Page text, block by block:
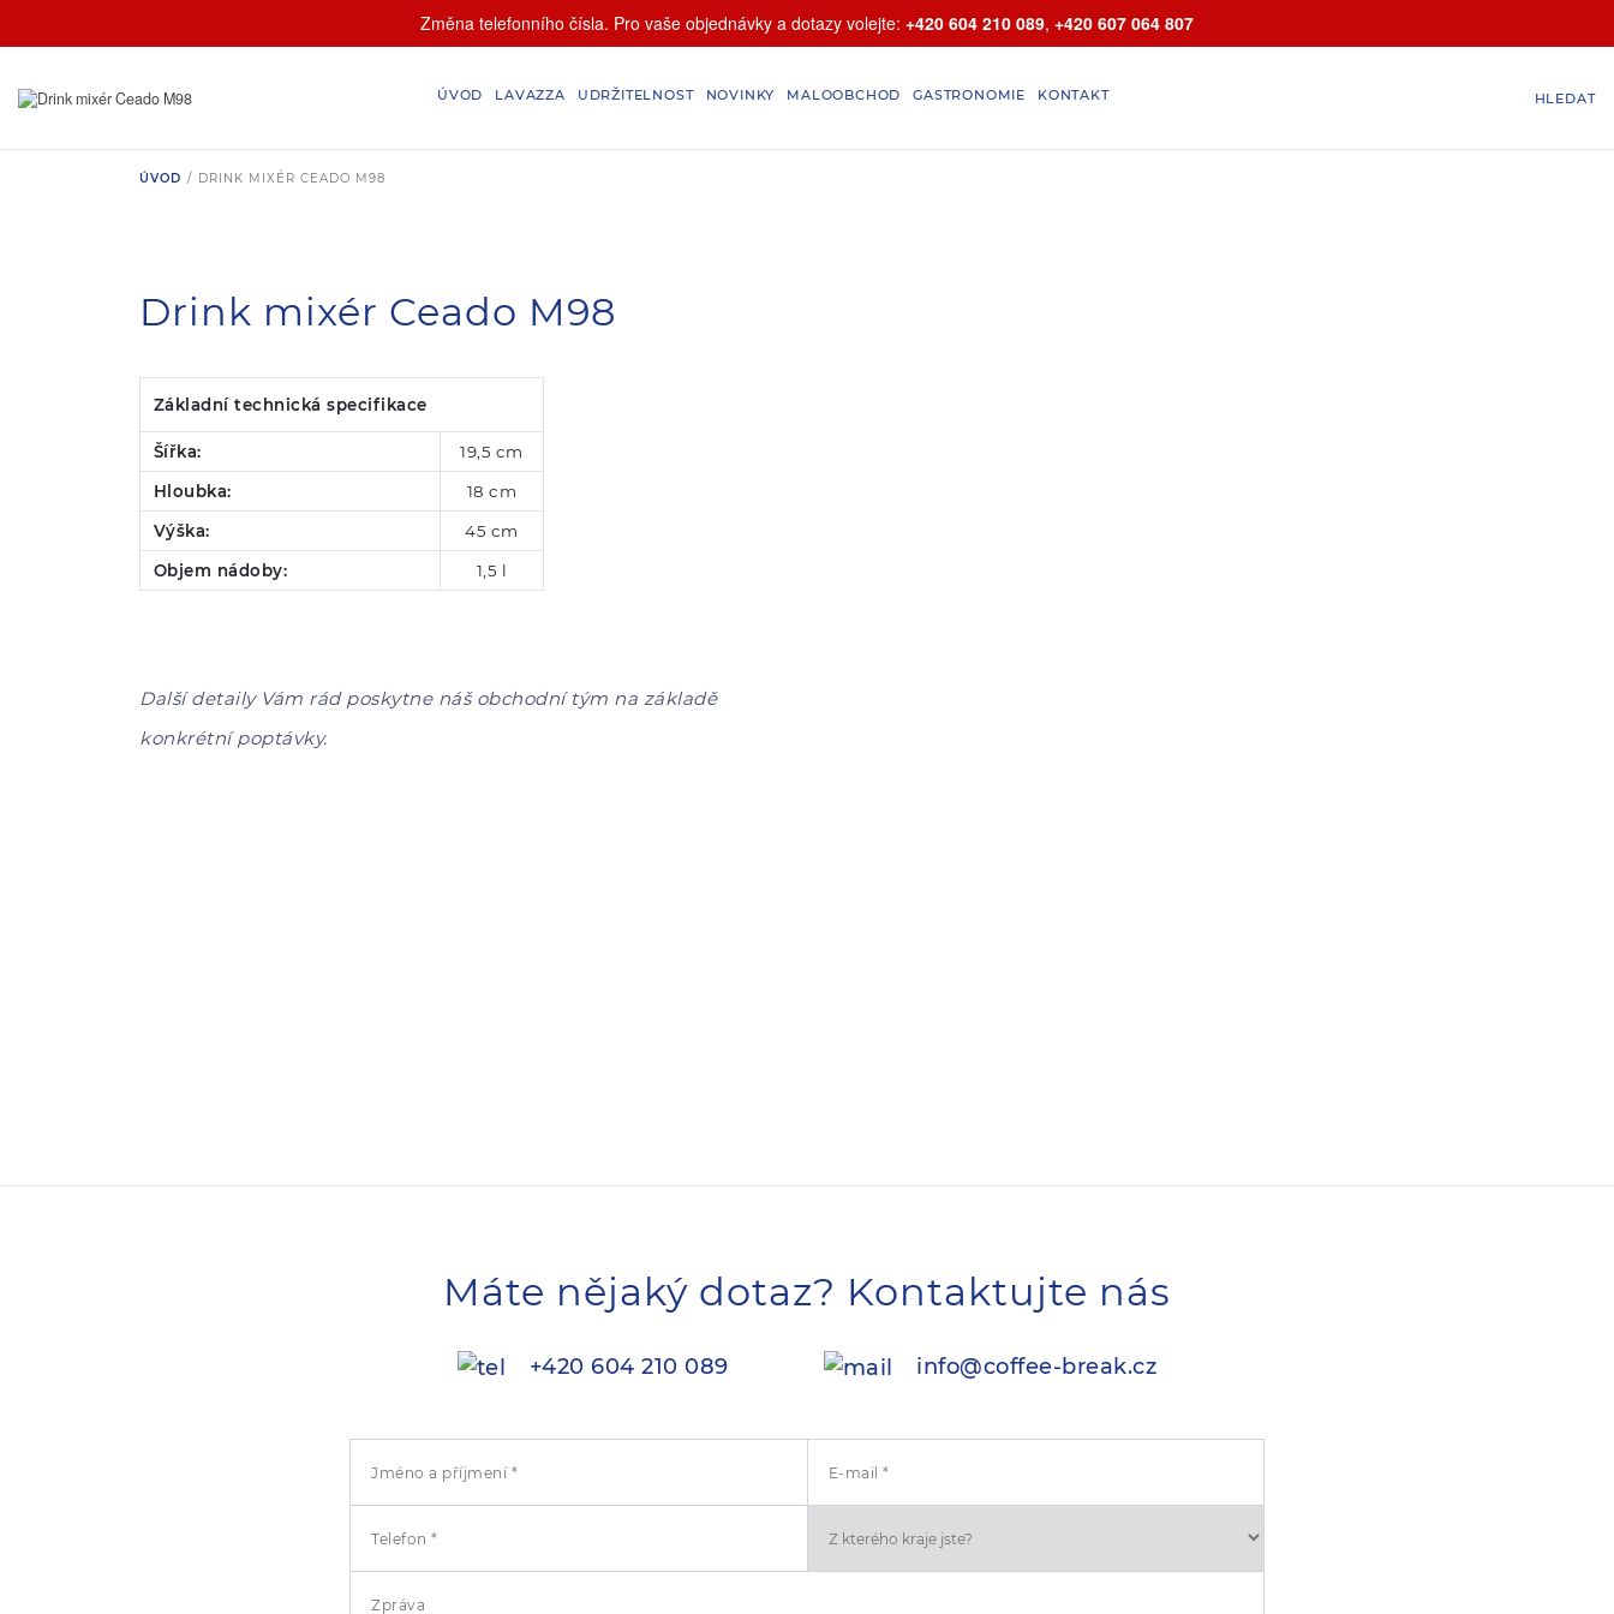
Změna telefonního čísla. Pro vaše objednávky a dotazy volejte: +420 604 210 089, +420 607 064 807
ÚVOD LAVAZZA UDRŽITELNOST NOVINKY MALOOBCHOD GASTRONOMIE KONTAKT HLEDAT
ÚVOD / DRINK MIXÉR CEADO M98
Drink mixér Ceado M98
Základní technická specifikace
Šířka: 19,5 cm
Hloubka: 18 cm
Výška: 45 cm
Objem nádoby: 1,5 l
Další detaily Vám rád poskytne náš obchodní tým na základě
konkrétní poptávky.
Máte nějaký dotaz? Kontaktujte nás
+420 604 210 089 info@coffee-break.cz
Jméno a příjmení * E-mail *
Telefon *
Zpráva